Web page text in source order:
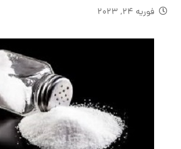
فوریه ۲۴, ۲۰۲۳